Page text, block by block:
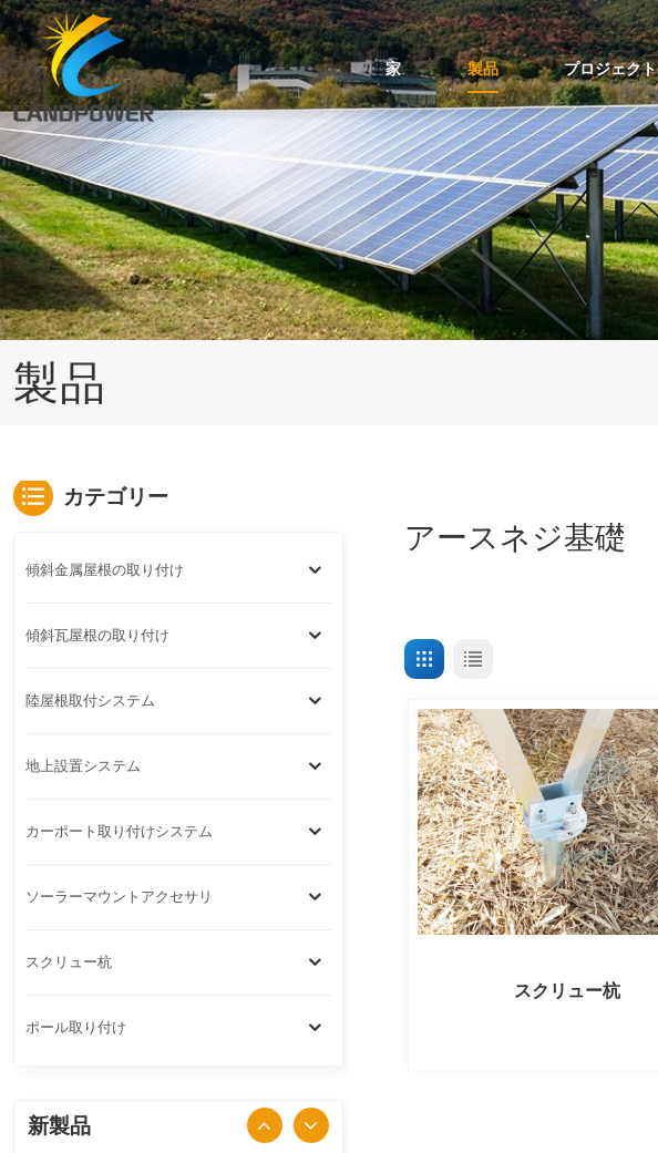
家 製品 プロジェクト
製品
アースネジ基礎
スクリュー杭
カテゴリー
傾斜金属屋根の取り付け
傾斜瓦屋根の取り付け
陸屋根取付システム
地上設置システム
カーポート取り付けシステム
ソーラーマウントアクセサリ
スクリュー杭
ポール取り付け
新製品